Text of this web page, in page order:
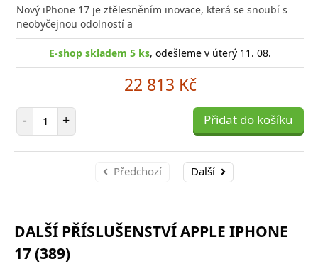
Nový iPhone 17 je ztělesněním inovace, která se snoubí s
neobyčejnou odolností a
E-shop skladem 5 ks, odešleme v úterý 11. 08.
22 813 Kč
- Počet položek
+ Přidat do košíku
Předchozí Další
DALŠÍ PŘÍSLUŠENSTVÍ APPLE IPHONE
17 (389)